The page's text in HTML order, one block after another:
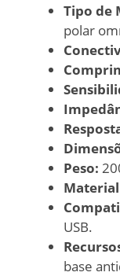
Tipo de
polar
Peso:
USB.
base